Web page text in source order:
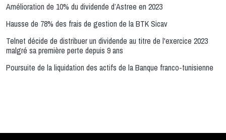
Amélioration de 10% du dividende d’Astree en 2023
Hausse de 78% des frais de gestion de la BTK Sicav
Telnet décide de distribuer un dividende au titre de l'exercice 2023
malgré sa première perte depuis 9 ans
Poursuite de la liquidation des actifs de la Banque franco-tunisienne